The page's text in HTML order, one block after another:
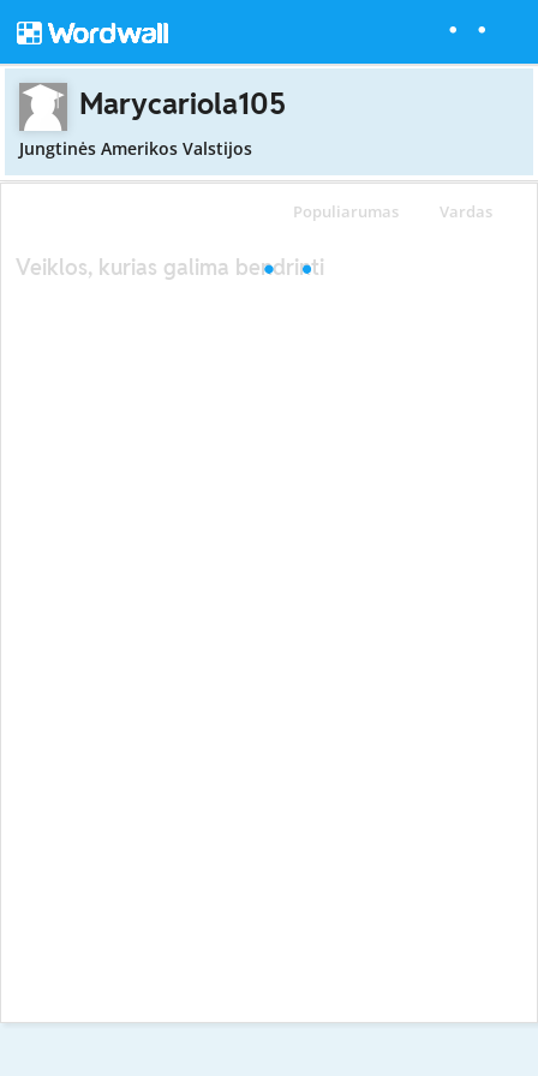
Marycariola105
Jungtinės Amerikos Valstijos
Populiarumas Vardas
Veiklos, kurias galima bendrinti